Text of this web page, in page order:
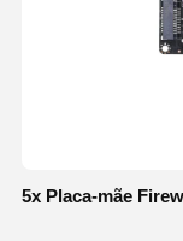
5x Placa-mãe